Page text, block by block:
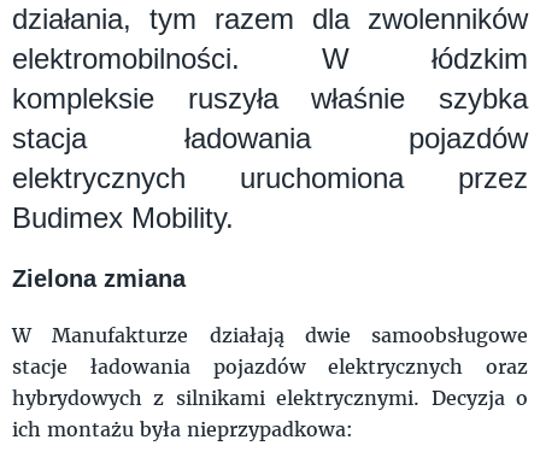
działania, tym razem dla zwolenników
elektromobilności. W łódzkim
kompleksie ruszyła właśnie szybka
stacja ładowania pojazdów
elektrycznych uruchomiona przez
Budimex Mobility.
Zielona zmiana
W Manufakturze działają dwie samoobsługowe
stacje ładowania pojazdów elektrycznych oraz
hybrydowych z silnikami elektrycznymi. Decyzja o
ich montażu była nieprzypadkowa: